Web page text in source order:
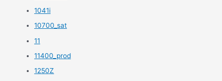
1041i
10700_sat
11
11400_prod
1250Z